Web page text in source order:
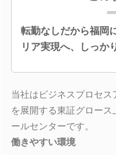
転勤なしだから福岡
リア実現へ、しっか
当社はビジネスプロセ
を展開する東証グロー
ールセンターです。
働きやすい環境